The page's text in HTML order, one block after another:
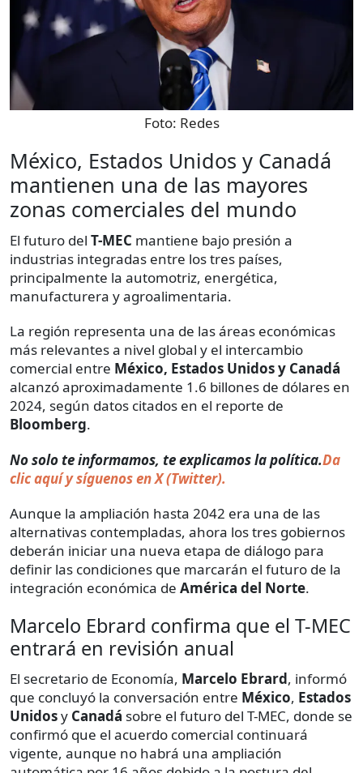
Foto: Redes
México, Estados Unidos y Canadá
mantienen una de las mayores
zonas comerciales del mundo
El futuro del T-MEC mantiene bajo presión a
industrias integradas entre los tres países,
principalmente la automotriz, energética,
manufacturera y agroalimentaria.
La región representa una de las áreas económicas
más relevantes a nivel global y el intercambio
comercial entre México, Estados Unidos y Canadá
alcanzó aproximadamente 1.6 billones de dólares en
2024, según datos citados en el reporte de
Bloomberg.
No solo te informamos, te explicamos la política.Da
clic aquí y síguenos en X (Twitter).
Aunque la ampliación hasta 2042 era una de las
alternativas contempladas, ahora los tres gobiernos
deberán iniciar una nueva etapa de diálogo para
definir las condiciones que marcarán el futuro de la
integración económica de América del Norte.
Marcelo Ebrard confirma que el T-MEC
entrará en revisión anual
El secretario de Economía, Marcelo Ebrard, informó
que concluyó la conversación entre México, Estados
Unidosy Canadá sobre el futuro del T-MEC, donde se
confirmó que el acuerdo comercial continuará
vigente, aunque no habrá una ampliación